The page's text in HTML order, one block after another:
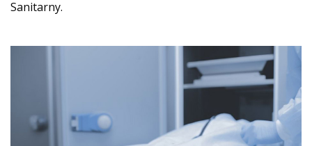
Sanitarny.